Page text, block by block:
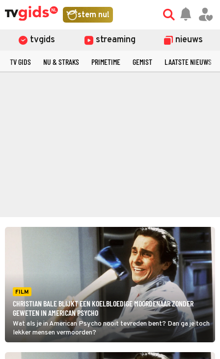
stem nu!
tvgids streaming nieuws
TV GIDS NU & STRAKS PRIMETIME GEMIST LAATSTE NIEUWS
FILM
CHRISTIAN BALE BLIJKT EEN KOELBLOEDIGE MOORDENAAR ZONDER
GEWETEN IN AMERICAN PSYCHO
Wat als je in American Psycho nooit tevreden bent? Dan ga je toch
lekker mensen vermoorden?